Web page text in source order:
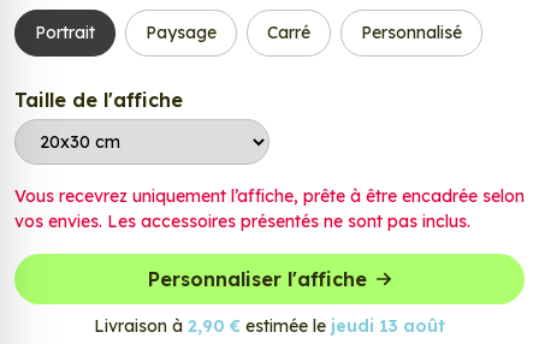
Portrait Paysage Carré Personnalisé
Taille de l'affiche
Vous recevrez uniquement l’affiche, prête à être encadrée selon
vos envies. Les accessoires présentés ne sont pas inclus.
Personnaliser l'affiche
Livraison à 2,90 € estimée le jeudi 13 août